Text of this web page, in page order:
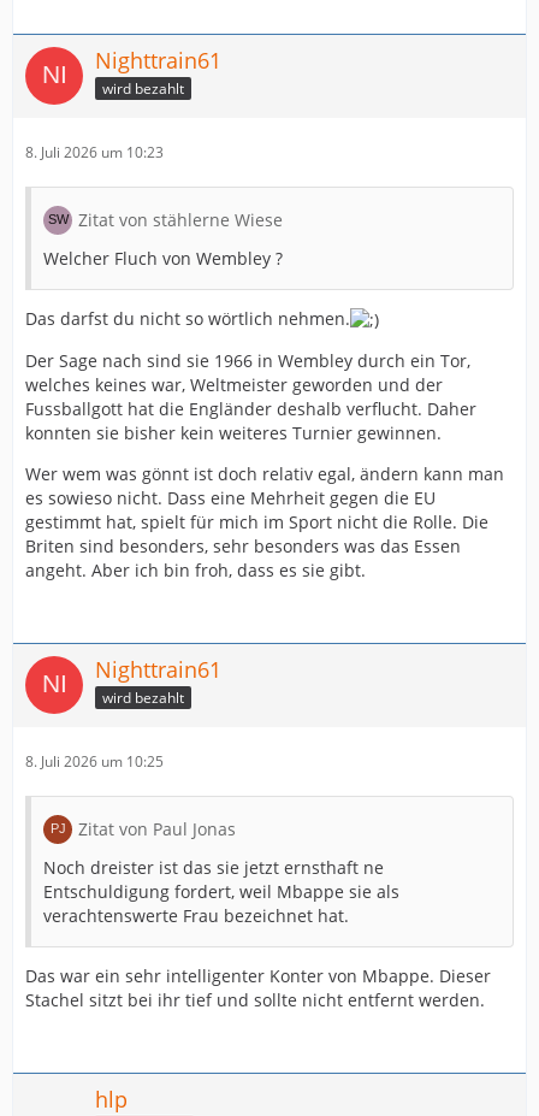
Nighttrain61
wird bezahlt
8. Juli 2026 um 10:23
Zitat von stählerne Wiese
Welcher Fluch von Wembley ?
Das darfst du nicht so wörtlich nehmen.
Der Sage nach sind sie 1966 in Wembley durch ein Tor,
welches keines war, Weltmeister geworden und der
Fussballgott hat die Engländer deshalb verflucht. Daher
konnten sie bisher kein weiteres Turnier gewinnen.
Wer wem was gönnt ist doch relativ egal, ändern kann man
es sowieso nicht. Dass eine Mehrheit gegen die EU
gestimmt hat, spielt für mich im Sport nicht die Rolle. Die
Briten sind besonders, sehr besonders was das Essen
angeht. Aber ich bin froh, dass es sie gibt.
Nighttrain61
wird bezahlt
8. Juli 2026 um 10:25
Zitat von Paul Jonas
Noch dreister ist das sie jetzt ernsthaft ne
Entschuldigung fordert, weil Mbappe sie als
verachtenswerte Frau bezeichnet hat.
Das war ein sehr intelligenter Konter von Mbappe. Dieser
Stachel sitzt bei ihr tief und sollte nicht entfernt werden.
hlp